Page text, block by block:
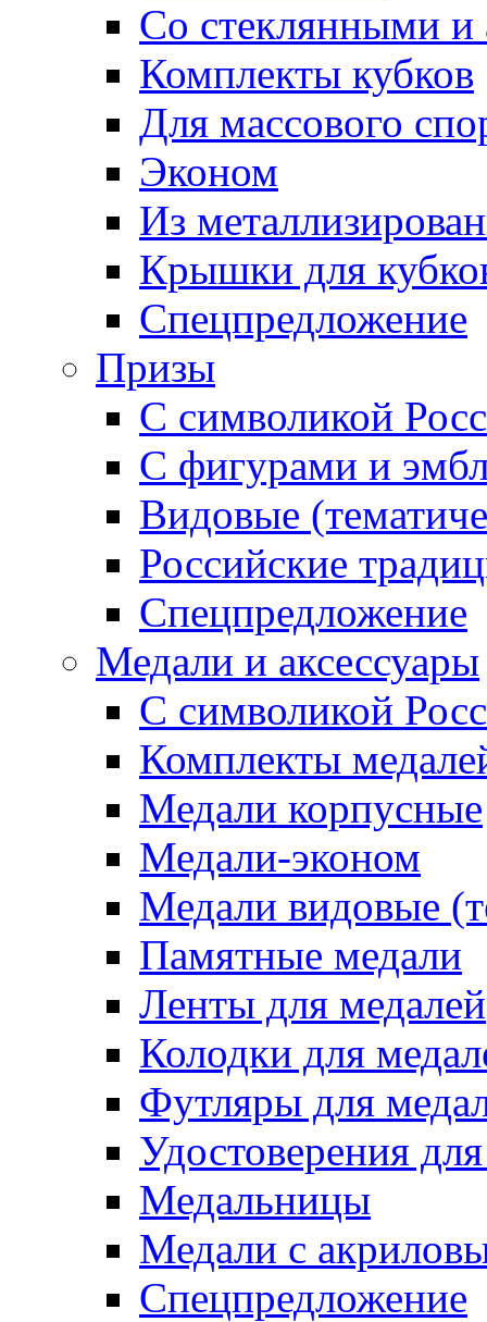
Со стеклянными
Комплекты кубков
Для массового
Эконом
Из
Крышки для
Спецпредложение
Призы
С символикой
С фигурами и
Видовые
Российские
Спецпредложение
Медали и аксессуары
С символикой
Комплекты
Медали корпусные
Медали-эконом
Медали видовые
Памятные медали
Ленты для медалей
Колодки для
Футляры для
Удостоверения
Медальницы
Медали с
Спецпредложение